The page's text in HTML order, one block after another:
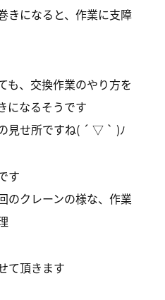
きになると、作業に支障
も、交換作業のやり方を
になるそうです
見せ所ですね( ´ ▽ ` )ﾉ
す
のクレーンの様な、作業
て頂きます